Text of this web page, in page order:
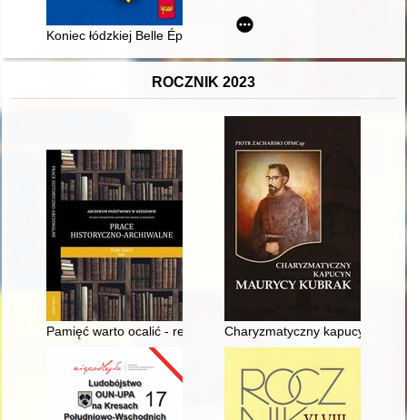
Koniec łódzkiej Belle Époque - recenzja]
ROCZNIK 2023
Pamięć warto ocalić - recenzja]Charyzmatyczny kapucyn